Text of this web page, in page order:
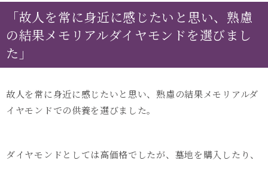
「故人を常に身近に感じたいと思い、熟慮
の結果メモリアルダイヤモンドを選びまし
た」
故人を常に身近に感じたいと思い、熟慮の結果メモリアルダ
イヤモンドでの供養を選びました。
ダイヤモンドとしては高価格でしたが、墓地を購入したり、